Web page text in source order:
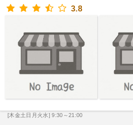
3.8
[木金土日月火水] 9:30～21:00